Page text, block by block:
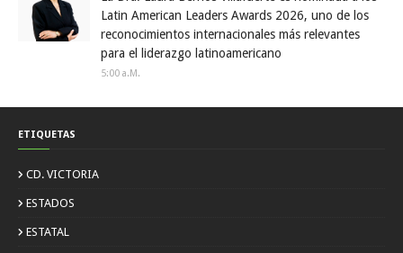
Latin American Leaders Awards 2026, uno de los
reconocimientos internacionales más relevantes
para el liderazgo latinoamericano
5:00 A.m.
ETIQUETAS
CD. VICTORIA
ESTADOS
ESTATAL